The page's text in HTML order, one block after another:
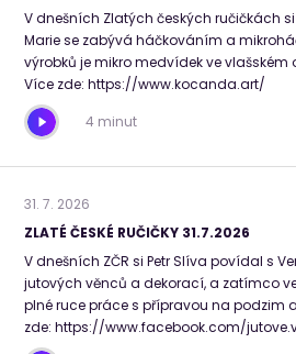
V dnešních Zlatých českých ručičkách
Marie se zabývá háčkováním a
výrobků je mikro medvídek ve
Více zde: https://www.kocanda.art/
4 minut
31. 7. 2026
ZLATÉ ČESKÉ RUČIČKY 31.7.2026
V dnešních ZČR si Petr Slíva povídal s
jutových věnců a dekorací, a zatímco
plné ruce práce s přípravou na podzim
zde: https://www.facebook.com/